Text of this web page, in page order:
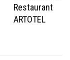
Restaurant
ARTOTEL